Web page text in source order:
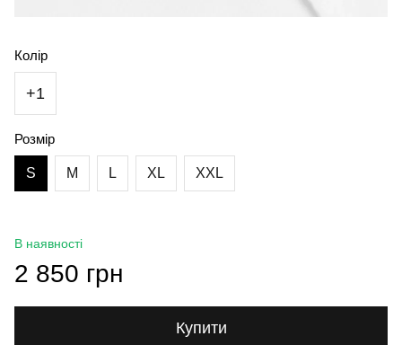
Колір
+1
Розмір
S M L XL XXL
В наявності
2 850 грн
Купити